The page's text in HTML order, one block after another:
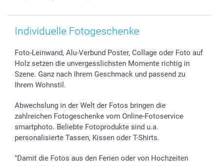
Individuelle Fotogeschenke
Foto-Leinwand, Alu-Verbund Poster, Collage oder Foto auf
Holz setzen die unvergesslichsten Momente richtig in
Szene. Ganz nach Ihrem Geschmack und passend zu
Ihrem Wohnstil.
Abwechslung in der Welt der Fotos bringen die
zahlreichen Fotogeschenke vom Online-Fotoservice
smartphoto. Beliebte Fotoprodukte sind u.a.
personalisierte Tassen, Kissen oder T-Shirts.
"Damit die Fotos aus den Ferien oder von Hochzeiten